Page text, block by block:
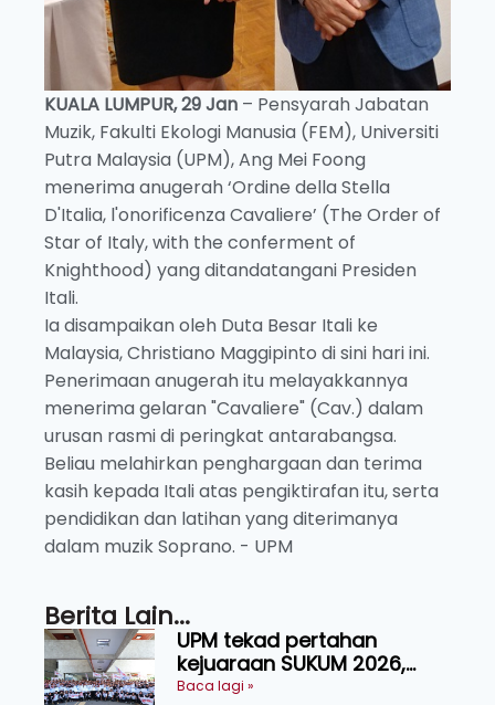
KUALA LUMPUR, 29 Jan – Pensyarah Jabatan
Muzik, Fakulti Ekologi Manusia (FEM), Universiti
Putra Malaysia (UPM), Ang Mei Foong
menerima anugerah ‘Ordine della Stella
D'Italia, l'onorificenza Cavaliere’ (The Order of
Star of Italy, with the conferment of
Knighthood) yang ditandatangani Presiden
Itali.
Ia disampaikan oleh Duta Besar Itali ke
Malaysia, Christiano Maggipinto di sini hari ini.
Penerimaan anugerah itu melayakkannya
menerima gelaran "Cavaliere" (Cav.) dalam
urusan rasmi di peringkat antarabangsa.
Beliau melahirkan penghargaan dan terima
kasih kepada Itali atas pengiktirafan itu, serta
pendidikan dan latihan yang diterimanya
dalam muzik Soprano. - UPM
Berita Lain...
UPM tekad pertahan
kejuaraan SUKUM 2026,
sasar 16 pingat emas
Baca lagi »